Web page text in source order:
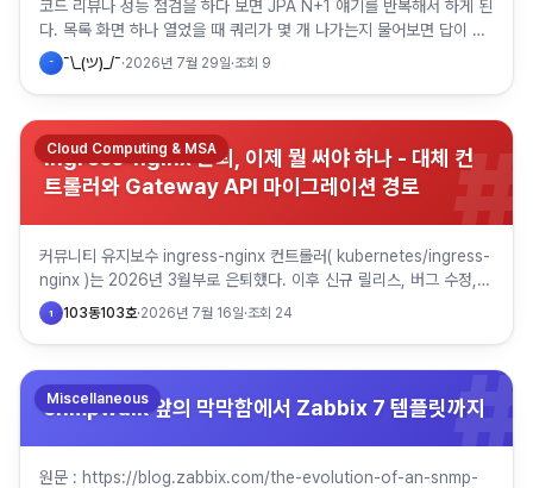
코드 리뷰나 성능 점검을 하다 보면 JPA N+1 얘기를 반복해서 하게 된
다. 목록 화면 하나 열었을 때 쿼리가 몇 개 나가는지 물어보면 답이 바
로 안 나오는 경우가 많고, 원인을 찾은 뒤에도 fe…
¯ ¯\_(ツ)_/¯·2026년 7월 29일·조회 9
ingress-nginx 은퇴, 이제 뭘 써야 하나 - 대체 컨
트롤러와 Gateway API 마이그레이션 경로
#
Cloud Computing & MSA
커뮤니티 유지보수 ingress-nginx 컨트롤러( kubernetes/ingress-
nginx )는 2026년 3월부로 은퇴했다. 이후 신규 릴리스, 버그 수정,
CVE 보안 패치가 전혀 나오지…
1 103동103호·2026년 7월 16일·조회 24
snmpwalk 앞의 막막함에서 Zabbix 7 템플릿까지#
Miscellaneous
원문 : https://blog.zabbix.com/the-evolution-of-an-snmp-